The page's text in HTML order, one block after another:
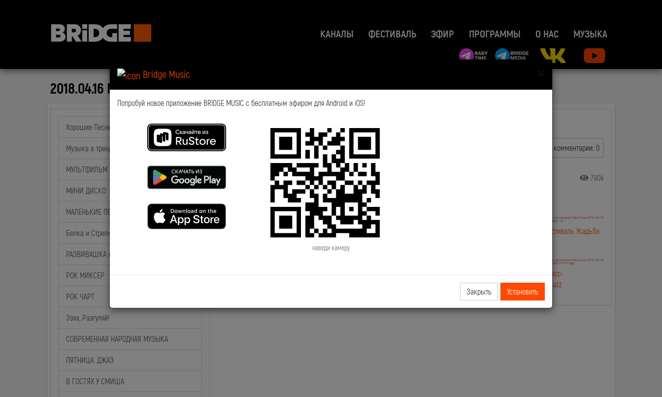
КАНАЛЫ ФЕСТИВАЛЬ ЭФИР ПРОГРАММЫ О НАС МУЗЫКА
×
Bridge Music
Попробуй новое приложение BRIDGE MUSIC с бесплатным эфиром для Android и iOS!
наведи камеру
Закрыть Установить
2018.04.16 NewsTime Podcast
Хорошие Песни
Музыка в тренде
МУЛЬТФИЛЬМ на BABY TIME
МИНИ ДИСКО
МАЛЕНЬКИЕ ПЕСНИ
Белка и Стрелка
РАЗВИВАШКА на BABY TIME
РОК МИКСЕР
РОК ЧАРТ
Ээхх, Разгуляй!
СОВРЕМЕННАЯ НАРОДНАЯ МУЗЫКА
ПЯТНИЦА. ДЖАЗ
В ГОСТЯХ У СМИША
комментарии: 0
2018-04-17 14:12:48 7904
Смотрите также:
2019.06.28 NewsTime День Рождения
2019.06.27 NewsTime Новый клип
2019.06.25 NewsTime Фестиваль Усадьба
2019.06.24 NewsTime Джиган снимает
2019.06.21 NewsTime Новый клип Касты и
2019.06.20 NewsTime Пресс-
конферениция Усадьба Jazz